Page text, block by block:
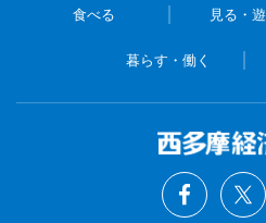
食べる 見る・
暮らす・働く